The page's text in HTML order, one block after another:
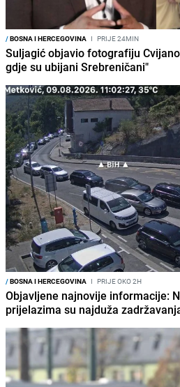
/BOSNA I HERCEGOVINA I PRIJE 24MIN
Suljagić objavio fotografiju
gdje su ubijani Srebreničani"
/BOSNA I HERCEGOVINA I PRIJE OKO 2H
Objavljene najnovije informacije:
prijelazima su najduža